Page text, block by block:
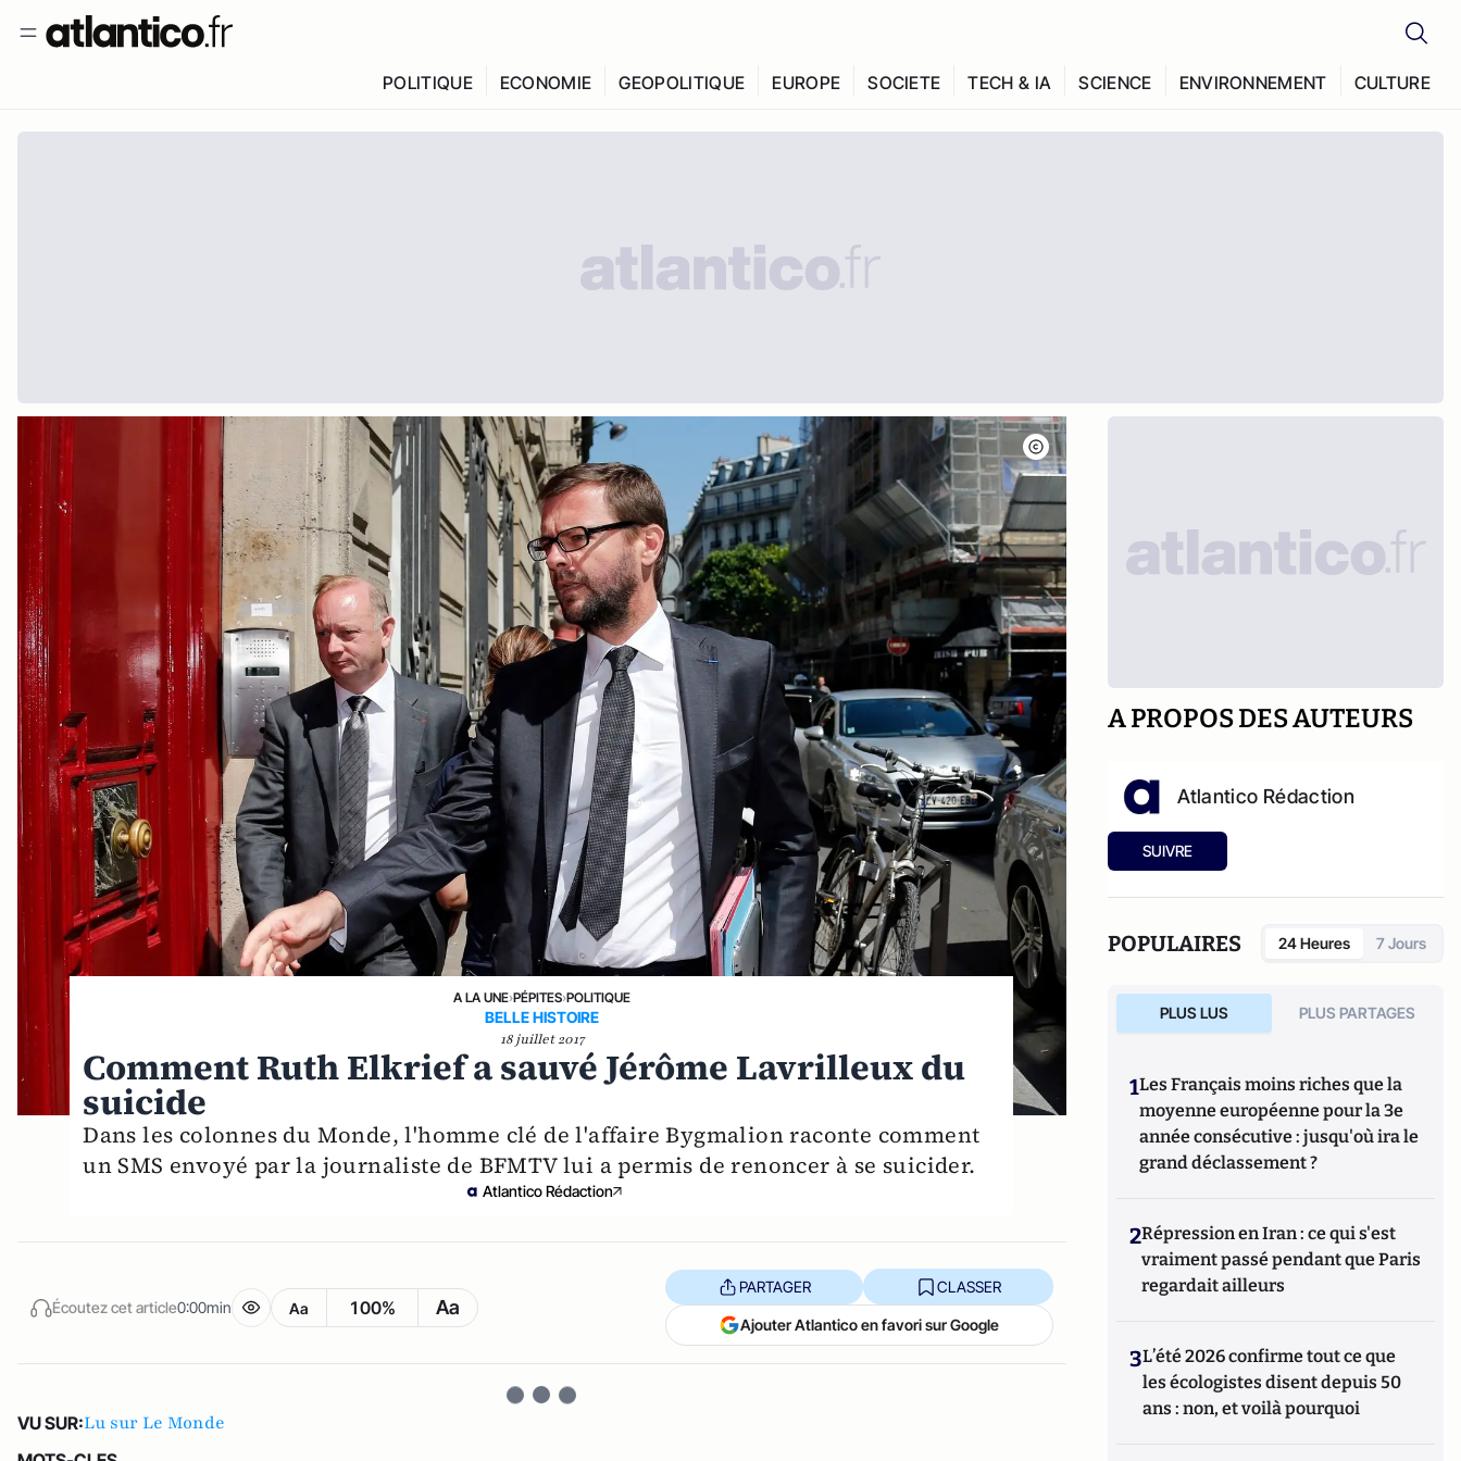
POLITIQUE ECONOMIE GEOPOLITIQUE EUROPE SOCIETE TECH & IA SCIENCE ENVIRONNEMENT CULTURE
A LA UNE›PÉPITES›POLITIQUE
BELLE HISTOIRE
18 juillet 2017
Comment Ruth Elkrief a sauvé Jérôme Lavrilleux du
suicide
Dans les colonnes du Monde, l'homme clé de l'affaire Bygmalion raconte comment
un SMS envoyé par la journaliste de BFMTV lui a permis de renoncer à se suicider.
Atlantico Rédaction
Écoutez cet article0:00min Aa 100% Aa
PARTAGER CLASSER
Ajouter Atlantico en favori sur Google
VU SUR:Lu sur Le Monde
A PROPOS DES AUTEURS
Atlantico Rédaction
SUIVRE
POPULAIRES 24 Heures 7 Jours
PLUS LUS PLUS PARTAGES
1Les Français moins riches que la
moyenne européenne pour la 3e
année consécutive : jusqu'où ira le
grand déclassement ?
2Répression en Iran : ce qui s'est
vraiment passé pendant que Paris
regardait ailleurs
3L’été 2026 confirme tout ce que
les écologistes disent depuis 50
ans : non, et voilà pourquoi